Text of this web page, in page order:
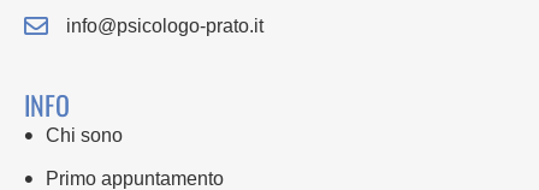
info@psicologo-prato.it
INFO
Chi sono
Primo appuntamento